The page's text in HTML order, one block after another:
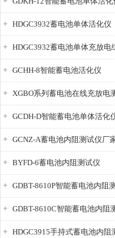
HDGC3932蓄电池单体活化仪
GCHH-8智能蓄电池活化仪
XGBO系列蓄电池在线充放电
GCDH-D智能蓄电池单体活化
GCNZ-A蓄电池内阻测试仪厂
BYFD-6蓄电池内阻测试仪
GDBT-8610P智能蓄电池内阻
GDBT-8610C智能蓄电池内阻